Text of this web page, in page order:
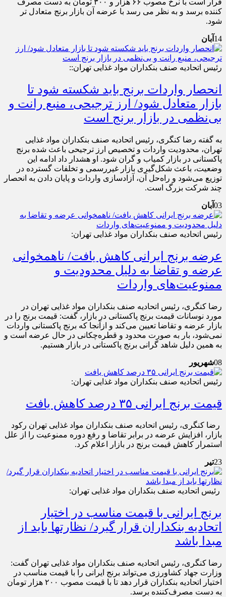
قرار است با نرخ مصوب ۶۶ هزار و ۳۰۰ تومان به دست مصرف
کننده برسد و به نظر می رسد با عرضه آن بازار برنج متعادل تر
شود.
14 آبان
رئیس اتحادیه صنف بنکداران مواد غذایی تهران::
انحصار واردات برنج باید شکسته شود تا
بازار متعادل شود/ ارز ترجیحی، منبع رانت و
بی‌نظمی در بازار برنج است
به گفته رضا کنگری، رئیس اتحادیه صنف بنکداران مواد غذایی
تهران، محدودیت واردات و تخصیص ارز ترجیحی باعث شده برنج
پاکستانی در بازار کمیاب و گران شود. او هشدار داد ادامه این
وضعیت، باعث شکل‌گیری بازار غیررسمی و تخلفات گسترده در
توزیع می‌شود و راه‌حل آن، آزادسازی واردات و پایان دادن به انحصار
چند شرکت بزرگ است.
03 آبان
رئیس اتحادیه صنف بنکداران مواد غذایی تهران:
عرضه برنج ایرانی کاهش یافت/ ناهمخوانی
عرضه و تقاضا به دلیل محدودیت و
ممنوعیت‌های واردات
رضا کنگری، رئیس اتحادیه صنف بنکداران مواد غذایی تهران در
مورد نوسانات قیمت برنج پاکستانی در بازار، گفت: قیمت برنج را در
بازار عرضه و تقاضا تعیین می‌کند‌ و ازآنجا که برنج پاکستانی واردات
نمی‌شود، بار به صورت محدود و قطره‌چکانی در حال عرضه است و
به همین دلیل شاهد گرانی برنج پاکستانی در بازار هستیم.
08شهریور
رئیس اتحادیه صنف بنکداران مواد غذایی تهران:
قیمت برنج ایرانی ۳۵ درصد کاهش یافت
رضا کنگری، رئیس اتحادیه صنف بنکداران مواد غذایی تهران رکود
بازار، افزایش عرضه در برابر تقاضا و رفع دوره ممنوعیت را از علل
استمرار کاهش قیمت برنج در بازار اعلام کرد.
23تیر
رئیس اتحادیه صنف بنکداران مواد غذایی تهران:
برنج ایرانی با قیمت مناسب در اختیار
اتحادیه بنکداران قرار گیرد/ نظارت‎ها باید از
مبدا باشد
رضا کنگری، رئیس اتحادیه صنف بنکداران مواد غذایی تهران گفت:
وزارت جهاد کشاورزی می‌تواند برنج ایرانی را با قیمت مناسب در
اختیار اتحادیه بنکداران قرار دهد تا با قیمت مصوب ۲۰۰ هزار تومان
به دست مصرف‌کننده برسد.